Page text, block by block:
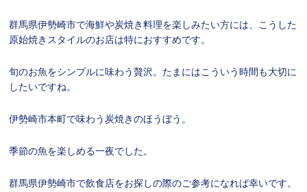
群馬県伊勢崎市で海鮮や炭焼き料理を楽しみたい方には、こうした
原始焼きスタイルのお店は特におすすめです。
旬のお魚をシンプルに味わう贅沢。たまにはこういう時間も大切に
したいですね。
伊勢崎市本町で味わう炭焼きのほうぼう。
季節の魚を楽しめる一夜でした。
群馬県伊勢崎市で飲食店をお探しの際のご参考になれば幸いです。